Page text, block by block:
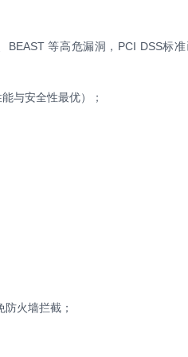
BEAST 等高危漏洞，PCI DSS标
与安全性最优）；
火墙拦截；